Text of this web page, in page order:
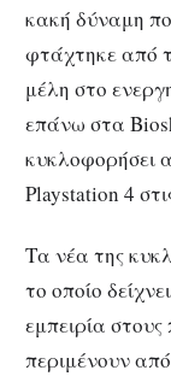
κακή δύναμη
φτάχτηκε από
μέλη στο
επάνω στα
κυκλοφορήσει
Playstation 4
Τα νέα της
το οποίο
εμπειρία
περιμένουν